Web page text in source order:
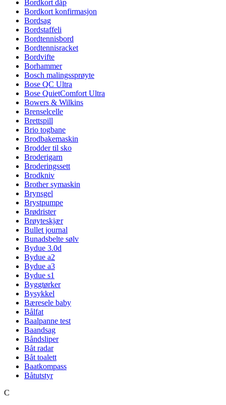
Bordkort dåp
Bordkort konfirmasjon
Bordsag
Bordstaffeli
Bordtennisbord
Bordtennisracket
Bordvifte
Borhammer
Bosch malingssprøyte
Bose QC Ultra
Bose QuietComfort Ultra
Bowers & Wilkins
Brenselcelle
Brettspill
Brio togbane
Brodbakemaskin
Brodder til sko
Broderigarn
Broderingssett
Brodkniv
Brother symaskin
Brynsgel
Brystpumpe
Brødrister
Brøyteskjær
Bullet journal
Bunadsbelte sølv
Bydue 3.0d
Bydue a2
Bydue a3
Bydue s1
Byggtørker
Bysykkel
Bæresele baby
Bålfat
Baalpanne test
Baandsag
Båndsliper
Båt radar
Båt toalett
Baatkompass
Båtutstyr
C